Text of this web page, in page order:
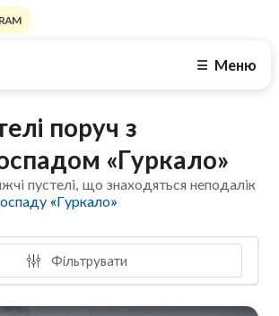
☰ Меню
поруч з
«Гуркало»
пустелі, що знаходяться неподалік
«Гуркало»
Фільтрувати